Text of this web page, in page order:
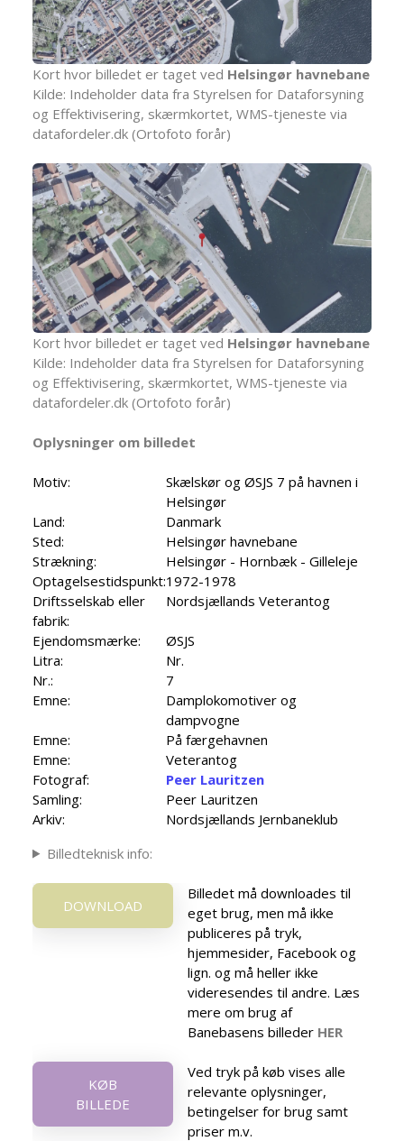
Kort hvor billedet er taget ved Helsingør havnebane
Kilde: Indeholder data fra Styrelsen for Dataforsyning
og Effektivisering, skærmkortet, WMS-tjeneste via
datafordeler.dk (Ortofoto forår)
Kort hvor billedet er taget ved Helsingør havnebane
Kilde: Indeholder data fra Styrelsen for Dataforsyning
og Effektivisering, skærmkortet, WMS-tjeneste via
datafordeler.dk (Ortofoto forår)
Oplysninger om billedet
Motiv:
Skælskør og ØSJS 7 på havnen i
Helsingør
Land:
Danmark
Sted:
Helsingør havnebane
Strækning:
Helsingør - Hornbæk - Gilleleje
Optagelsestidspunkt:1972-1978
Driftsselskab eller
fabrik:
Nordsjællands Veterantog
Ejendomsmærke:
ØSJS
Litra:
Nr.
Nr.:
7
Emne:
Damplokomotiver og
dampvogne
Emne:
På færgehavnen
Emne:
Veterantog
Fotograf:
Peer Lauritzen
Samling:
Peer Lauritzen
Arkiv:
Nordsjællands Jernbaneklub
Billedteknisk info:
DOWNLOAD
Billedet må downloades til
eget brug, men må ikke
publiceres på tryk,
hjemmesider, Facebook og
lign. og må heller ikke
videresendes til andre. Læs
mere om brug af
Banebasens billeder HER
KØB
BILLEDE
Ved tryk på køb vises alle
relevante oplysninger,
betingelser for brug samt
priser m.v.